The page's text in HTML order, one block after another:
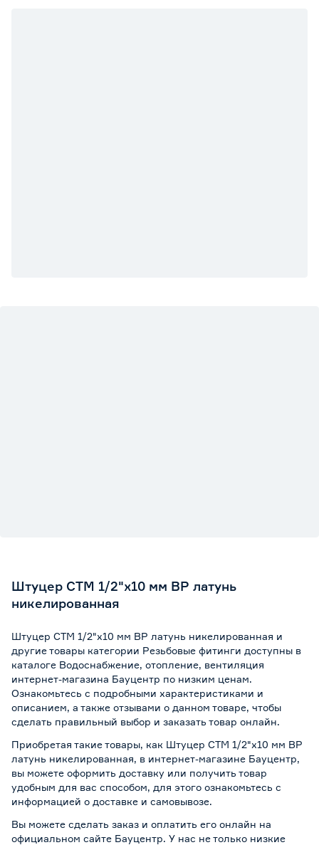
Штуцер СТМ 1/2"х10 мм ВР латунь
никелированная
Штуцер СТМ 1/2"х10 мм ВР латунь никелированная и
другие товары категории Резьбовые фитинги доступны в
каталоге Водоснабжение, отопление, вентиляция
интернет-магазина Бауцентр по низким ценам.
Ознакомьтесь с подробными характеристиками и
описанием, а также отзывами о данном товаре, чтобы
сделать правильный выбор и заказать товар онлайн.
Приобретая такие товары, как Штуцер СТМ 1/2"х10 мм ВР
латунь никелированная, в интернет-магазине Бауцентр,
вы можете оформить доставку или получить товар
удобным для вас способом, для этого ознакомьтесь с
информацией о доставке и самовывозе.
Вы можете сделать заказ и оплатить его онлайн на
официальном сайте Бауцентр. У нас не только низкие